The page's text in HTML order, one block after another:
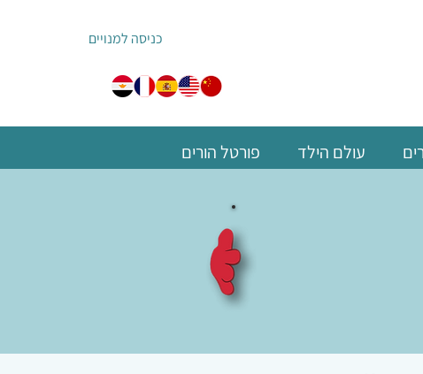
כניסה למנויים
עולם הילד פורטל הורים